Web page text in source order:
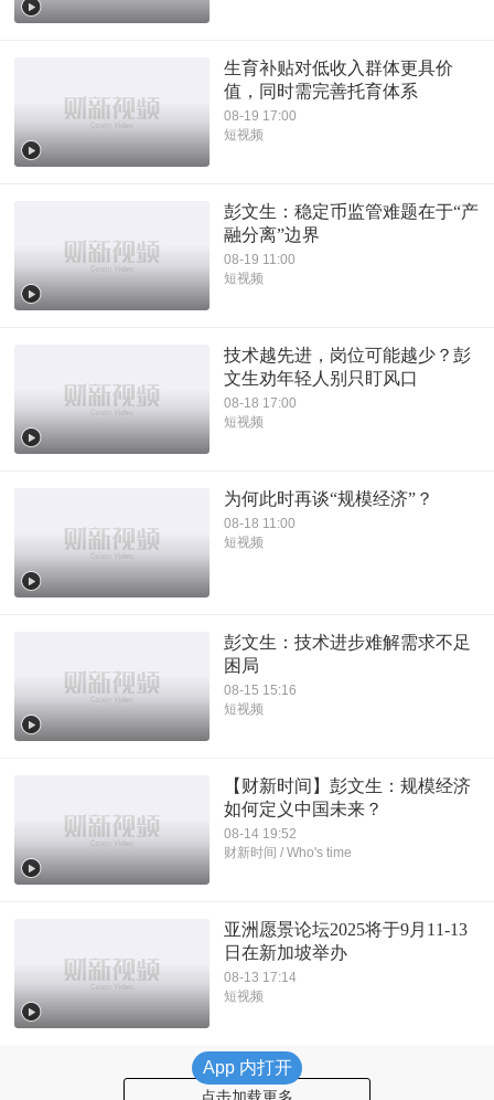
App 内打开
生育补贴对低收入群体更具价
值，同时需完善托育体系
08-19 17:00
短视频
彭文生：稳定币监管难题在于“产
融分离”边界
08-19 11:00
短视频
技术越先进，岗位可能越少？彭
文生劝年轻人别只盯风口
08-18 17:00
短视频
为何此时再谈“规模经济”？
08-18 11:00
短视频
彭文生：技术进步难解需求不足
困局
08-15 15:16
短视频
【财新时间】彭文生：规模经济
如何定义中国未来？
08-14 19:52
财新时间 / Who's time
亚洲愿景论坛2025将于9月11-13
日在新加坡举办
08-13 17:14
短视频